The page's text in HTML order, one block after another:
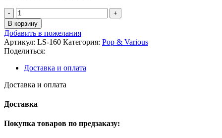
Количество
товара
Sylvan
Esso
-
Free
Love
(Coke
Bottle
LP)
В корзину
Добавить в пожелания
Артикул: LS-160 Категория: Pop & Various
Поделиться:
Доставка и оплата
Доставка и оплата
Доставка
Покупка товаров по предзаказу: